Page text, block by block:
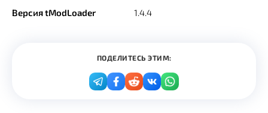
Версия tModLoader
1.4.4
ПОДЕЛИТЕСЬ ЭТИМ: